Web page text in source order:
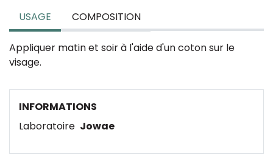
USAGE COMPOSITION
Appliquer matin et soir à l'aide d'un coton sur le
visage.
INFORMATIONS
Laboratoire Jowae